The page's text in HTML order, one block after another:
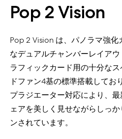
Pop 2 Vision
Pop 2 Vision は、パノラマ強
なデュアルチャンバーレイア
ラフィックカード用の十分な
ドファン4基の標準搭載してお
プラジエーター対応により、
ェアを美しく見せながらしっ
ンされています。